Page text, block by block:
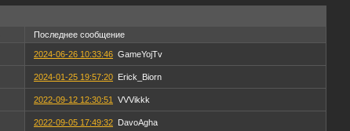
Последнее сообщение
2024-06-26 10:33:46 GameYojTv
2024-01-25 19:57:20 Erick_Biorn
2022-09-12 12:30:51 VVVikkk
2022-09-05 17:49:32 DavoAgha